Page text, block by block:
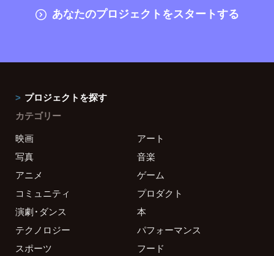
あなたのプロジェクトをスタートする
プロジェクトを探す
カテゴリー
映画
アート
写真
音楽
アニメ
ゲーム
コミュニティ
プロダクト
演劇・ダンス
本
テクノロジー
パフォーマンス
スポーツ
フード